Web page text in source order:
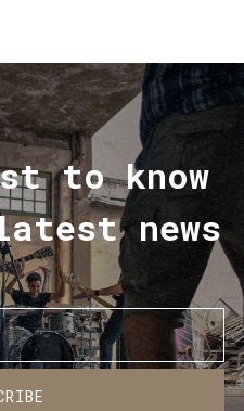
to know
news